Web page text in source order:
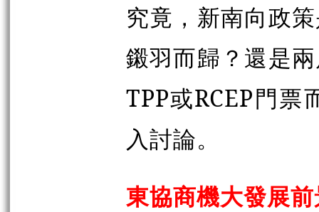
究竟，新南向政
鎩羽而歸？還是
TPP或RCEP門
入討論。
東協商機大發展